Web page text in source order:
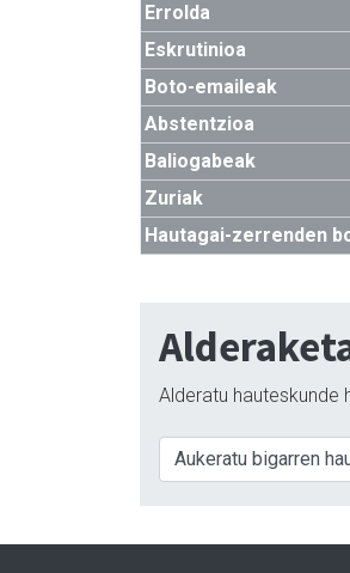
Errolda
Eskrutinioa
Boto-emaileak
Abstentzioa
Baliogabeak
Zuriak
Hautagai-zerrenden
Alderatu hauteskunde